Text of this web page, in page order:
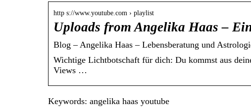
http s://www.youtube.com › playlist
Uploads from Angelika Haas –
Blog – Angelika Haas – Lebensberatung und
Wichtige Lichtbotschaft für dich: Du kommst aus
Views …
Keywords: angelika haas youtube